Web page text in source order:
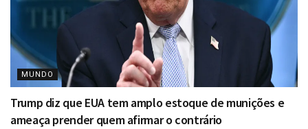
MUNDO
Trump diz que EUA tem amplo estoque de munições e
ameaça prender quem afirmar o contrário